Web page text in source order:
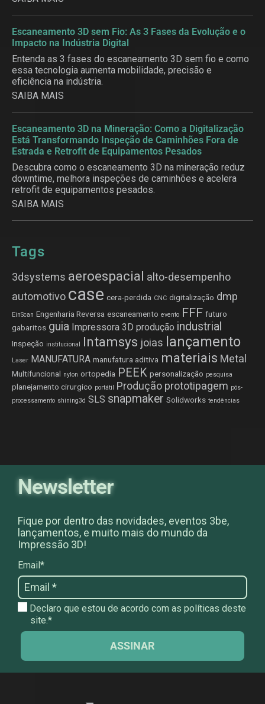
Escaneamento 3D sem Fio: As 3 Fases da Evolução e o
Impacto na Indústria Digital
Entenda as 3 fases do escaneamento 3D sem fio e como
essa tecnologia aumenta mobilidade, precisão e
eficiência na indústria.
SAIBA MAIS
Escaneamento 3D na Mineração: Como a Digitalização
Está Transformando Inspeção de Caminhões Fora de
Estrada e Retrofit de Equipamentos Pesados
Descubra como o escaneamento 3D na mineração reduz
downtime, melhora inspeções de caminhões e acelera
retrofit de equipamentos pesados.
SAIBA MAIS
Tags
3dsystems aeroespacial alto-desempenho
automotivo case cera-perdida CNC digitalização dmp
EinScan Engenharia Reversa escaneamento evento FFF futuro
gabaritos guia Impressora 3D produção industrial
Inspeção institucional Intamsys joias lançamento
Laser MANUFATURA manufatura aditiva materiais Metal
Multifuncional nylon ortopedia PEEK personalização pesquisa
planejamento cirurgico portátil Produção prototipagem pós-
processamento shining3d SLS snapmaker Solidworks tendências
Newsletter
Fique por dentro das novidades, eventos 3be,
lançamentos, e muito mais do mundo da
Impressão 3D!
Email*
Declaro que estou de acordo com as políticas deste
site.*
ASSINAR